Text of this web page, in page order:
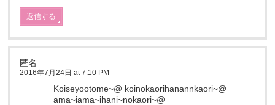
返信する
匿名
2016年7月24日 at 7:10 PM
Koiseyootome~@ koinokaorihanannkaori~@
ama~iama~ihani~nokaori~@